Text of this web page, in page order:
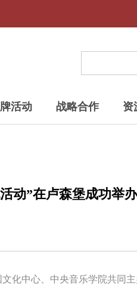
资
战略合作
活动
动”在卢森堡成功举办
化中心、中央音乐学院共同